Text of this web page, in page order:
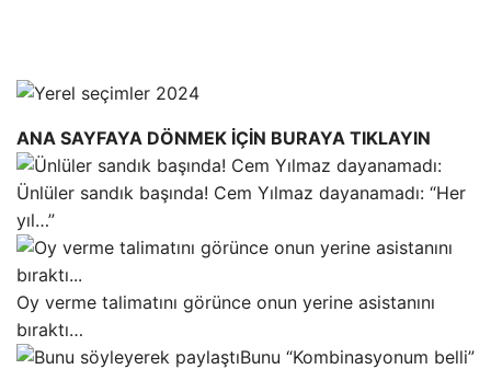
ANA SAYFAYA DÖNMEK İÇİN BURAYA TIKLAYIN
Ünlüler sandık başında! Cem Yılmaz dayanamadı: “Her
yıl…”
Oy verme talimatını görünce onun yerine asistanını
bıraktı…
Bunu “Kombinasyonum belli”